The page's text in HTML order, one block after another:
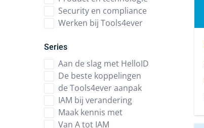
Security en compliance
Werken bij Tools4ever
Series
Aan de slag met HelloID
De beste koppelingen
de Tools4ever aanpak
IAM bij verandering
Maak kennis met
Van A tot IAM